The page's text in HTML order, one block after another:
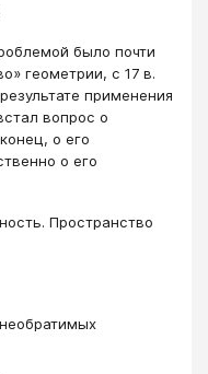
было почти
геометрии, с 17 в.
применения
вопрос о
о его
о его
Пространство